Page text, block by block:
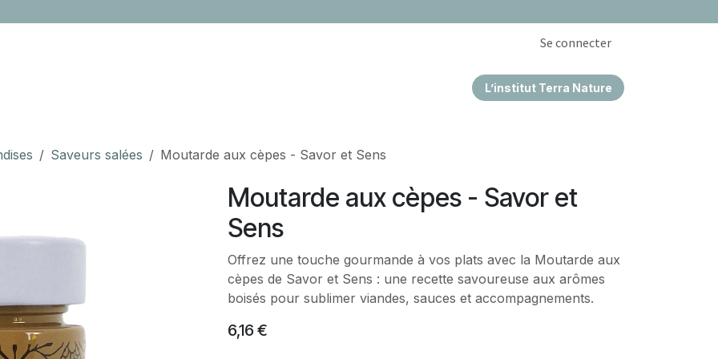
Se connecter
L’institut Terra Nature
Saveurs salées Moutarde aux cèpes - Savor et Sens
Moutarde aux cèpes - Savor et
Sens
Offrez une touche gourmande à vos plats avec la Moutarde aux
cèpes de Savor et Sens : une recette savoureuse aux arômes
boisés pour sublimer viandes, sauces et accompagnements.
6,16 €